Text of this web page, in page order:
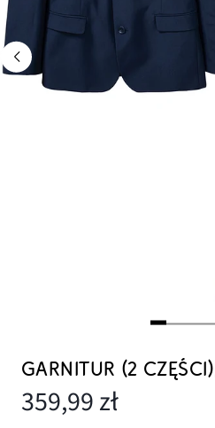
GARNITUR (2
359,99 zł